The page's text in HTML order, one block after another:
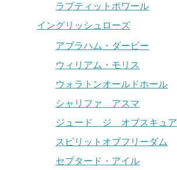
ラプティットポワール
イングリッシュローズ
アブラハム・ダービー
ウィリアム・モリス
ウォラトンオールドホール
シャリファ アスマ
ジュード ジ オブスキュア
スピリットオブフリーダム
セプタード・アイル